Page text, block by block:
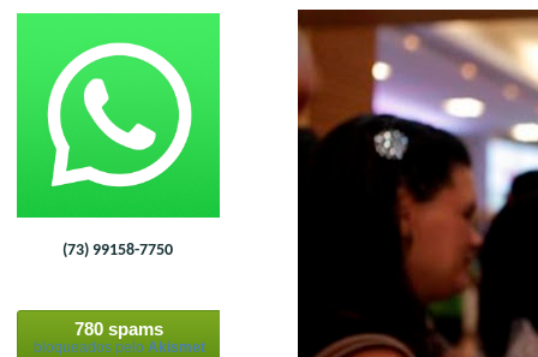
(73) 99158-7750
780 spams
bloqueados pelo Akismet